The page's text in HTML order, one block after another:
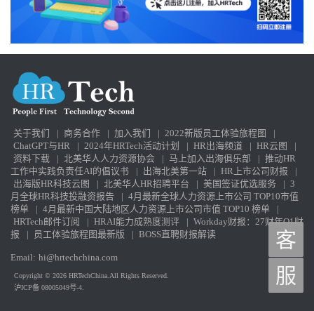
关于我们 | 商务合作 | 加入我们 | 2022新版员工体验旅程图
|
ChatGPT与HR
| 2024年HRTech活动计划 | HR出海频道 | HR云图
|
资料下载
| 北美华人人力资源协会 | 马上加入出海俱乐部 | 推动HR
工作中实践负责任AI的倡议书
| 出海北美第一站 | HR上市公司财报
|
出海版HR科技云图
| 北美华人HR招聘平台 | 美国签证优选服务 | 3
月全球HR科技投融资报告
| 4月最新全球人力资源上市公司 TOP10市值
榜单
| 4月最新中国大陆地区人力资源上市公司市值 TOP10 榜单
|
HRTech邮件订阅
| HRAI能力成熟度测评 | Workday财报：27财年Q1财
报
| 员工体验旅程图最新版 | BOSS直聘财报解读
Email: hi@hrtechchina.com
Copyright © 2026 HRTechChina.All Rights Reserved.
沪ICP备 08005049号-4.
客
服